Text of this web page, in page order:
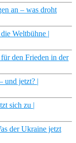
an – was droht
Weltbühne |
den Frieden in der
und jetzt? |
sich zu |
der Ukraine jetzt